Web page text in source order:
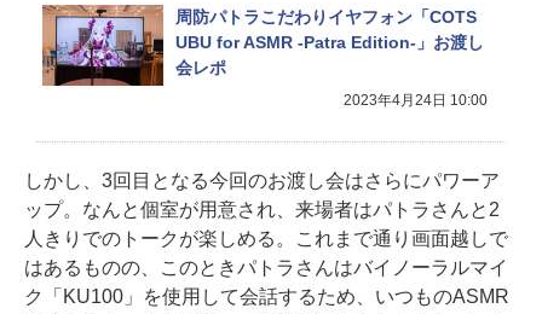
周防パトラこだわりイヤフォン「COTS
UBU for ASMR -Patra Edition-」お渡し
会レポ
2023年4月24日 10:00
しかし、3回目となる今回のお渡し会はさらにパワーア
ップ。なんと個室が用意され、来場者はパトラさんと2
人きりでのトークが楽しめる。これまで通り画面越しで
はあるものの、このときパトラさんはバイノーラルマイ
ク「KU100」を使用して会話するため、いつものASMR